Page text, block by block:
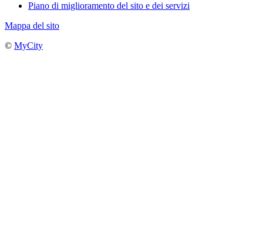
Piano di miglioramento del sito e dei servizi
Mappa del sito
© MyCity